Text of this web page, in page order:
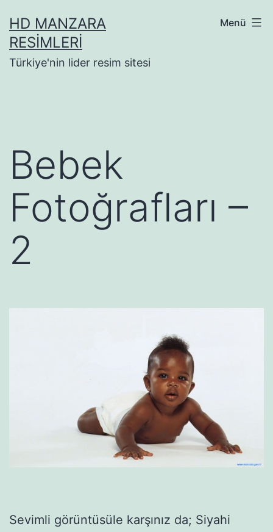
geçHD MANZARA
RESIMLERI
Türkiye'nin lider resim sitesi
Menü
Bebek
Fotoğrafları –
2
Sevimli görüntüsüle karşınız da; Siyahi